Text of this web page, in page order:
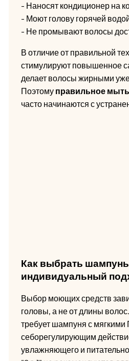
- Наносят кондиционер на
- Моют голову горячей
- Не промывают волосы
В отличие от правильной
стимулируют повышенное
делает волосы жирными
Поэтому правильное
часто начинаются с
Как выбрать
индивидуальный
Выбор моющих средств
головы, а не от длины
требует шампуня с
себорегулирующим
увлажняющего и